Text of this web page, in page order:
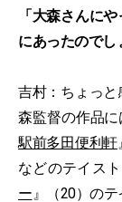
「大森さんに
にあったのでし
吉村：ちょっ
森監督の作品に
駅前多田便利軒
などのテイス
ー』（20）のテ